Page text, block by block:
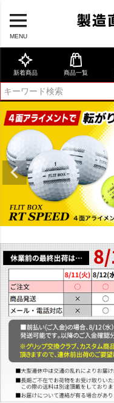
MENU
新着商品 商品一覧